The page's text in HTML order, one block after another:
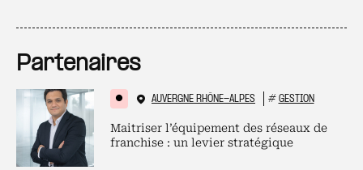
Partenaires
AUVERGNE RHÔNE-ALPES # GESTION
Maitriser l’équipement des réseaux de
franchise : un levier stratégique